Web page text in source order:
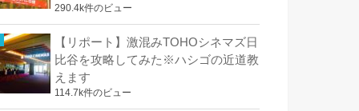
290.4k件のビュー
【リポート】激混みTOHOシネマズ日
比谷を攻略してみた※ハシゴの近道教
えます
114.7k件のビュー